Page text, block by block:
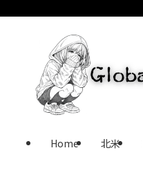
Home 北米